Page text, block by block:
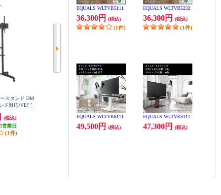
EQUALS WLTVB5111
36,300円 (税込)
(1件)
EQUALS WLTVB5232
36,300円 (税込)
(1件)
EQUALS WLTVK6111
49,500円 (税込)
EQUALS WLTVK5111
47,300円 (税込)
スタンド DM
チ対応/VESA
DKS-LCS4
(税込)
5営業日
(1件)
EQUALS WALL【32～60型対応/テ
レビ台用スタンド】 WLTVX5111
22,900円 (税込)
発送目安:10営業日
朝日木材加工 置き型ラック(SWIN
G)【～86V対応/大型テレビ対応設
計】 SP-STN2080
99,000円(税込)
発送目安:10営業日